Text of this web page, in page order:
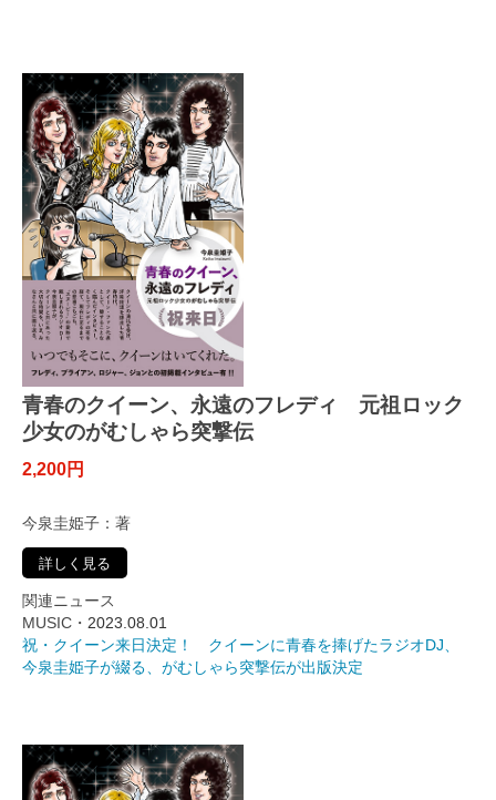
青春のクイーン、永遠のフレディ 元祖ロック
少女のがむしゃら突撃伝
2,200円
今泉圭姫子：著
詳しく見る
関連ニュース
MUSIC・ 2023.08.01
祝・クイーン来日決定！ クイーンに青春を捧げたラジオDJ、
今泉圭姫子が綴る、がむしゃら突撃伝が出版決定